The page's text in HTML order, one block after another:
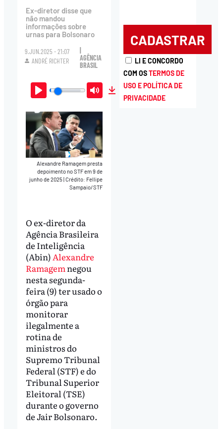
Ex-diretor disse que
não mandou
informações sobre
urnas para Bolsonaro
9.JUN.2025 - 21:07
ANDRÉ RICHTER
AGÊNCIA
BRASIL
Play Mute Download
Alexandre Ramagem presta
depoimento no STF em 9 de
junho de 2025|Crédito: Fellipe
Sampaio/STF
O ex-diretor da
Agência Brasileira
de Inteligência
(Abin) Alexandre
Ramagem negou
nesta segunda-
feira (9) ter usado o
órgão para
monitorar
ilegalmente a
rotina de
ministros do
Supremo Tribunal
Federal (STF) e do
Tribunal Superior
Eleitoral (TSE)
durante o governo
de Jair Bolsonaro.
LI E CONCORDO
COM OSTERMOS DE
USO E POLÍTICA DE
PRIVACIDADE